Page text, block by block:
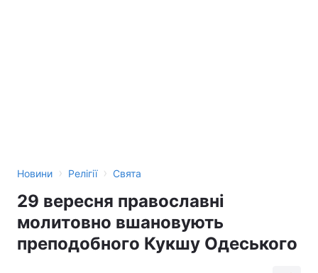
Новини › Релігії › Свята
29 вересня православні
молитовно вшановують
преподобного Кукшу Одеського